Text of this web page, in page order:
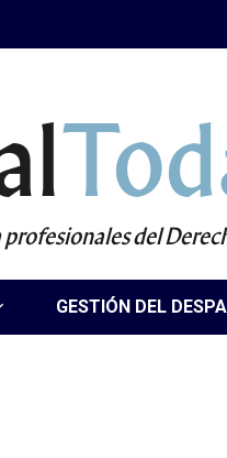
profesionales del
GESTIÓN DEL